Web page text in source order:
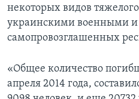
некоторых видов
украинскими военными и
самопровозглашенных
«Общее количество
апреля 2014 года,